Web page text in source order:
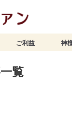
ご利益 神
覧